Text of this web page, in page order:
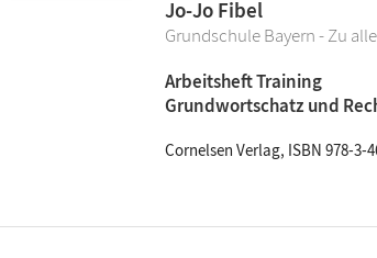
Jo-Jo Fibel
Grundschule Bayern - Zu
Arbeitsheft Training
Grundwortschatz und
Cornelsen Verlag, ISBN 978-3-